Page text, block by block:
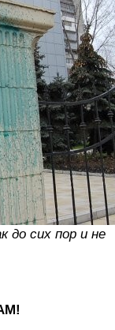
до сих пор и не